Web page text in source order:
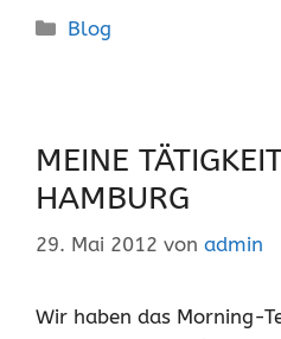
Kategorien
Blog
MEINE
HAMBURG
29. Mai 2012 von admin
Wir haben das Morning-